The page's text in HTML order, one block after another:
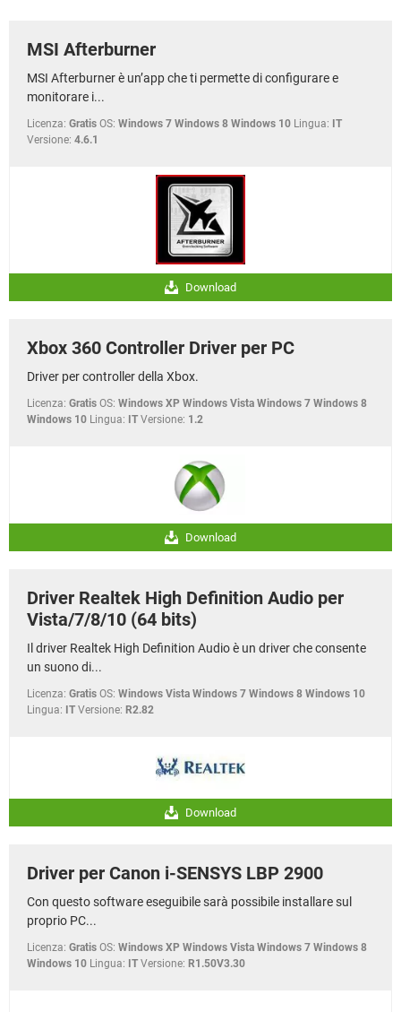
MSI Afterburner
MSI Afterburner è un’app che ti permette di configurare e
monitorare i...
Licenza: Gratis OS: Windows 7 Windows 8 Windows 10 Lingua: IT
Versione: 4.6.1
Download
Xbox 360 Controller Driver per PC
Driver per controller della Xbox.
Licenza: Gratis OS: Windows XP Windows Vista Windows 7 Windows 8
Windows 10 Lingua: IT Versione: 1.2
Download
Driver Realtek High Definition Audio per
Vista/7/8/10 (64 bits)
Il driver Realtek High Definition Audio è un driver che consente
un suono di...
Licenza: Gratis OS: Windows Vista Windows 7 Windows 8 Windows 10
Lingua: IT Versione: R2.82
Download
Driver per Canon i-SENSYS LBP 2900
Con questo software eseguibile sarà possibile installare sul
proprio PC...
Licenza: Gratis OS: Windows XP Windows Vista Windows 7 Windows 8
Windows 10 Lingua: IT Versione: R1.50V3.30